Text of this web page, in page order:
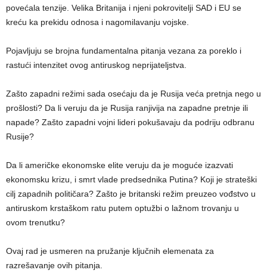
povećala tenzije. Velika Britanija i njeni pokrovitelji SAD i EU se
kreću ka prekidu odnosa i nagomilavanju vojske.
Pojavljuju se brojna fundamentalna pitanja vezana za poreklo i
rastući intenzitet ovog antiruskog neprijateljstva.
Zašto zapadni režimi sada osećaju da je Rusija veća pretnja nego u
prošlosti? Da li veruju da je Rusija ranjivija na zapadne pretnje ili
napade? Zašto zapadni vojni lideri pokušavaju da podriju odbranu
Rusije?
Da li američke ekonomske elite veruju da je moguće izazvati
ekonomsku krizu, i smrt vlade predsednika Putina? Koji je strateški
cilj zapadnih političara? Zašto je britanski režim preuzeo vođstvo u
antiruskom krstaškom ratu putem optužbi o lažnom trovanju u
ovom trenutku?
Ovaj rad je usmeren na pružanje ključnih elemenata za
razrešavanje ovih pitanja.